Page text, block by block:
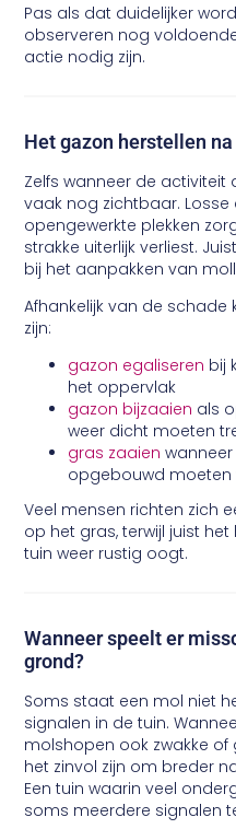
Pas als dat duidelijker
observeren nog
actie nodig zijn.
Het gazon herstellen
Zelfs wanneer de
vaak nog zichtbaar. Losse
opengewerkte plekken
strakke uiterlijk verliest.
bij het aanpakken van
Afhankelijk van de
zijn:
gazon egaliseren bij
het oppervlak
gazon bijzaaien als
weer dicht moeten
gras zaaien
opgebouwd moeten
Veel mensen richten zich
op het gras, terwijl juist
tuin weer rustig oogt.
Wanneer speelt er
grond?
Soms staat een mol niet
signalen in de tuin.
molshopen ook zwakke of
het zinvol zijn om breder
Een tuin waarin veel
soms meerdere signalen